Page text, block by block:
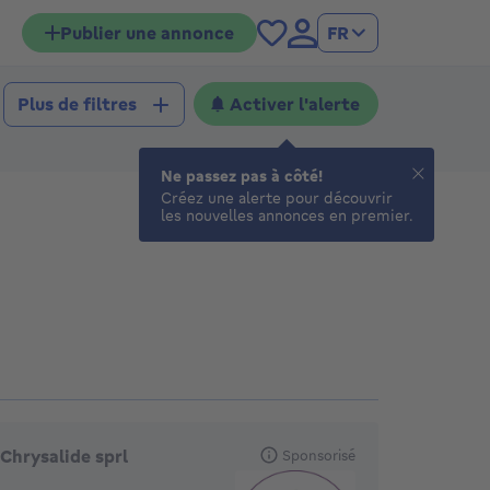
Publier une annonce FR
Plus de filtres Activer l'alerte
en vedette
Chrysalide sprl Sponsorisé
Ne passez pas à côté!
Créez une alerte pour découvrir
les nouvelles annonces en premier.